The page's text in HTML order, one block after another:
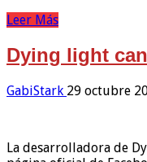
Leer Más
Dying light
GabiStark 29 octubre
La desarrolladora de